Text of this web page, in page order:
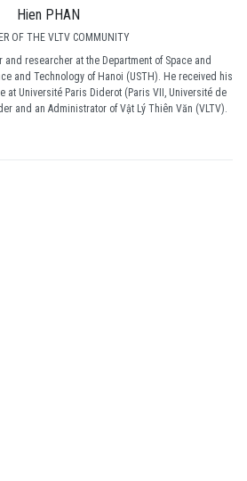
Hien PHAN
OF THE VLTV COMMUNITY
and researcher at the Department of Space and
and Technology of Hanoi (USTH). He received his
at Université Paris Diderot (Paris VII, Université de
and an Administrator of Vật Lý Thiên Văn (VLTV).